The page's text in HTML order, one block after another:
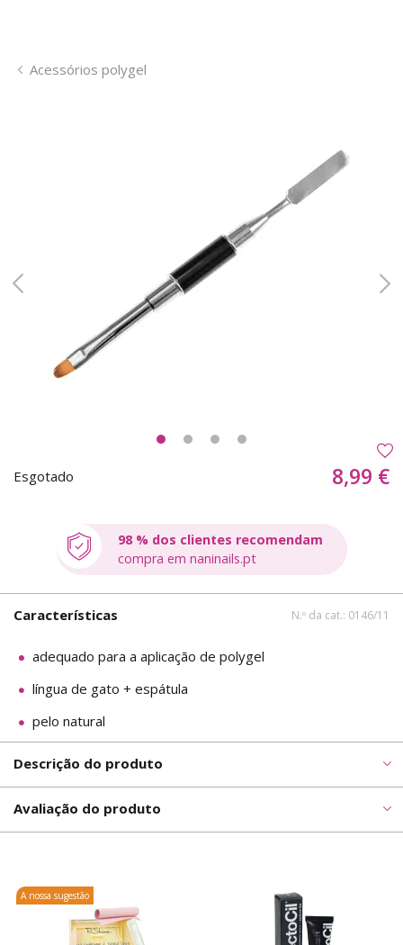
Acessórios polygel
Esgotado 8,99 €
98 % dos clientes recomendam
compra em naninails.pt
Características N.º da cat.: 0146/11
adequado para a aplicação de polygel
língua de gato + espátula
pelo natural
Descrição do produto
Avaliação do produto
A nossa sugestão